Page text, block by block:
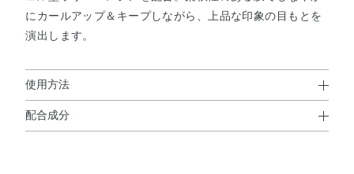
にカールアップ＆キープしながら、上品な印象の目もとを
演出します。
使用方法
使用方法
配合成分